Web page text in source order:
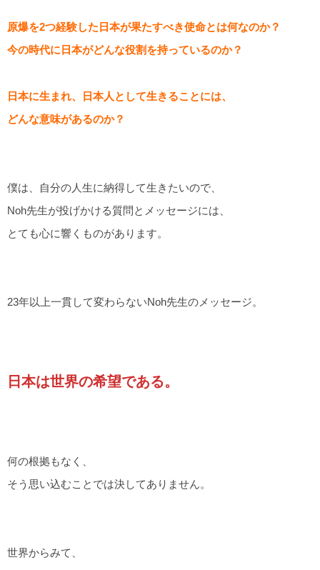
原爆を2つ経験した日本が果たすべき使命とは何なのか？
今の時代に日本がどんな役割を持っているのか？
日本に生まれ、日本人として生きることには、
どんな意味があるのか？
僕は、自分の人生に納得して生きたいので、
Noh先生が投げかける質問とメッセージには、
とても心に響くものがあります。
23年以上一貫して変わらないNoh先生のメッセージ。
日本は世界の希望である。
何の根拠もなく、
そう思い込むことでは決してありません。
世界からみて、